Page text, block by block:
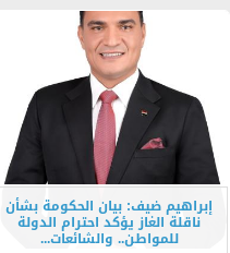
إبراهيم ضيف: بيان الحكومة بشأن
ناقلة الغاز يؤكد احترام الدولة
للمواطن.. والشائعات...